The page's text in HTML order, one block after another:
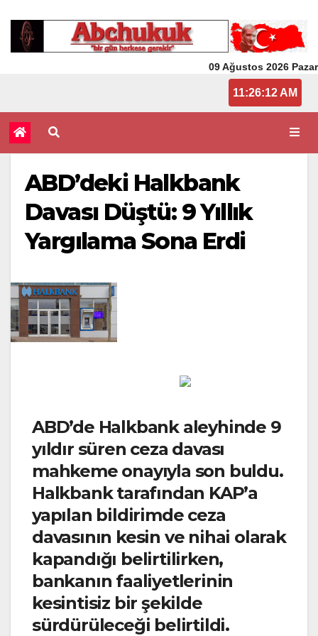
09 Ağustos 2026 Pazar
11:26:12 AM
ABD’deki Halkbank
Davası Düştü: 9 Yıllık
Yargılama Sona Erdi
ABD’de Halkbank aleyhinde 9
yıldır süren ceza davası
mahkeme onayıyla son buldu.
Halkbank tarafından KAP’a
yapılan bildirimde ceza
davasının kesin ve nihai olarak
kapandığı belirtilirken,
bankanın faaliyetlerinin
kesintisiz bir şekilde
sürdürüleceği belirtildi.